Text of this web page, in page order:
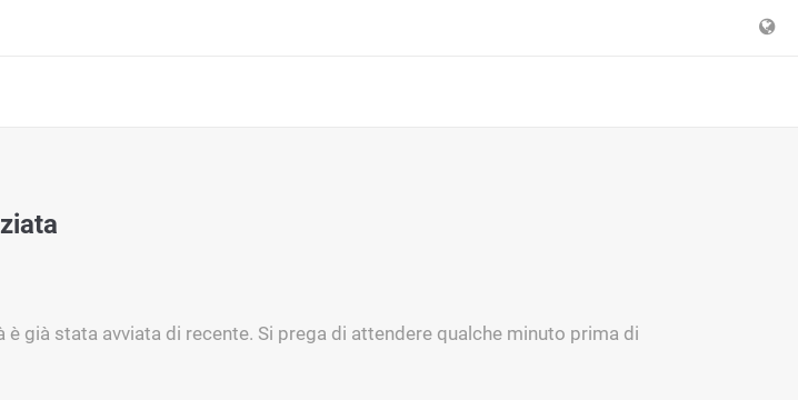
già stata avviata di recente. Si prega di attendere qualche minuto prima di